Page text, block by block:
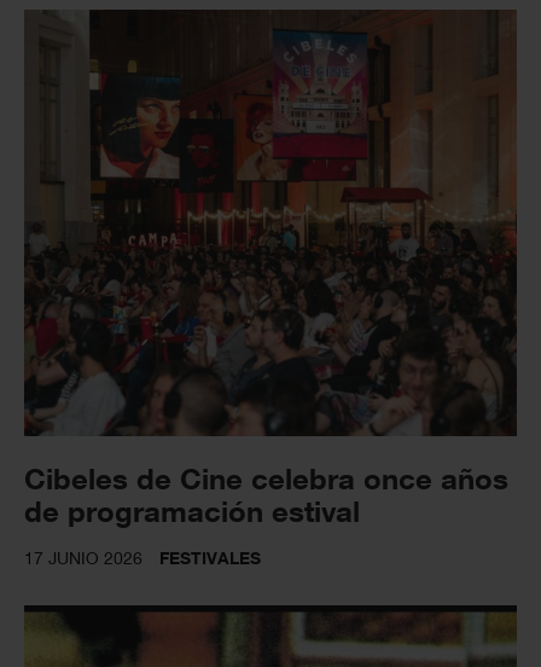
Cibeles de Cine celebra once años
de programación estival
17 JUNIO 2026 FESTIVALES